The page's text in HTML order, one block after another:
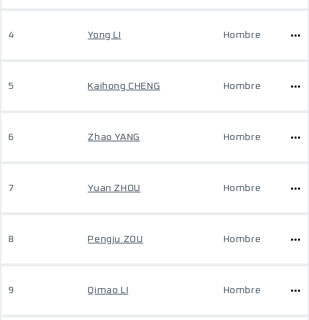
4 Yong LI Hombre
5 Kaihong CHENG Hombre
6 Zhao YANG Hombre
7 Yuan ZHOU Hombre
8 Pengju ZOU Hombre
9 Qimao LI Hombre